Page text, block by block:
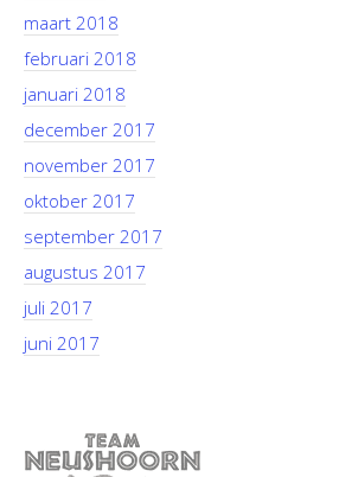
maart 2018
februari 2018
januari 2018
december 2017
november 2017
oktober 2017
september 2017
augustus 2017
juli 2017
juni 2017